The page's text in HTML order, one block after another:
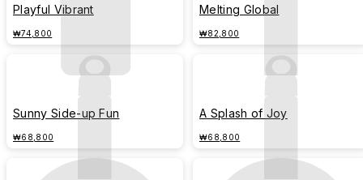
Playful Vibrant
₩74,800
Melting Global
₩82,800
Sunny Side-up Fun
₩68,800
A Splash of Joy
₩68,800